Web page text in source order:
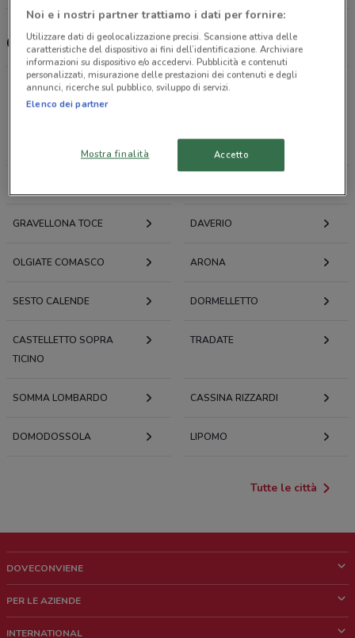
Caffè Borbone, offerte e negozi
Offerte volantini e cataloghi per città nelle vicinanze
GRAVELLONA TOCE DAVERIO
OLGIATE COMASCO ARONA
SESTO CALENDE DORMELLETTO
CASTELLETTO SOPRA
TICINO
TRADATE
SOMMA LOMBARDO CASSINA RIZZARDI
DOMODOSSOLA LIPOMO
Tutte le città
DOVECONVIENE
Chi siamo
PER LE AZIENDE
INTERNATIONAL
Noi e i nostri partner trattiamo i dati per fornire:
Utilizzare dati di geolocalizzazione precisi. Scansione attiva delle
caratteristiche del dispositivo ai fini dell’identificazione. Archiviare
informazioni su dispositivo e/o accedervi. Pubblicità e contenuti
personalizzati, misurazione delle prestazioni dei contenuti e degli
annunci, ricerche sul pubblico, sviluppo di servizi.
Elenco dei partner
Mostra finalità Accetto